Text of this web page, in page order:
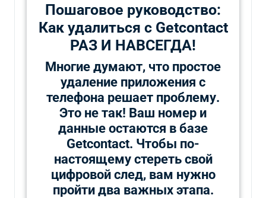
Пошаговое руководство:
Как удалиться с Getcontact
РАЗ И НАВСЕГДА!
Многие думают, что простое
удаление приложения с
телефона решает проблему.
Это не так! Ваш номер и
данные остаются в базе
Getcontact. Чтобы по-
настоящему стереть свой
цифровой след, вам нужно
пройти два важных этапа.